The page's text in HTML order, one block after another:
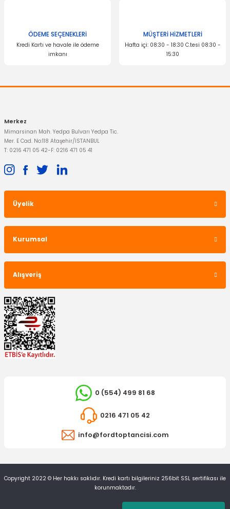
ÖDEME SEÇENEKLERİ
Kredi Kartı ve havale ile ödeme
imkanı
MÜŞTERİ HİZMETLERİ
Hafta içi: 08:30 - 18:30 C.tesi 08:30 -
15:30
Merkez
Mimarsinan Mah. Yedpa Bulvarı Yedpa Tic.
Mer. E Cad. No:118 Ataşehir/İSTANBUL
T: 0216 471 05 42-F: 0216 471 05 41
Üyelik
Kurumsal
Alışveriş
0 (554) 499 81 68
0216 471 05 42
info@fordtoptancisi.com
Copyright 2022 © Her hakkı saklıdır. Kredi kartı bilgileriniz 256bit SSL sertifikası ile
korunmaktadır.